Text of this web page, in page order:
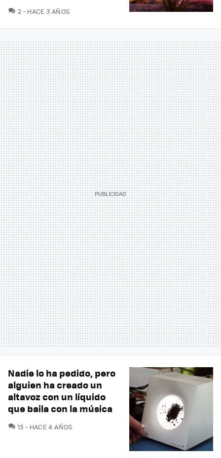
2 COMENTARIOS
HACE 3 AÑOS
Nadie lo ha pedido, pero
alguien ha creado un
altavoz con un líquido
que baila con la música
13 COMENTARIOS
HACE 4 AÑOS